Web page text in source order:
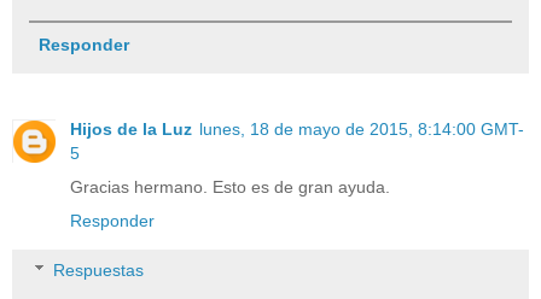
Responder
Hijos de la Luz lunes, 18 de mayo de 2015, 8:14:00 GMT-
5
Gracias hermano. Esto es de gran ayuda.
Responder
Respuestas